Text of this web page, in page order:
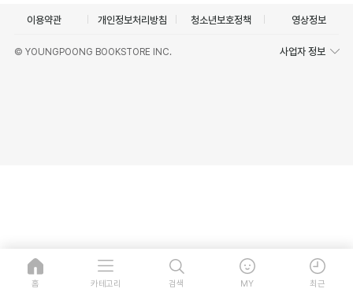
이용약관 개인정보처리방침 청소년보호정책 영상정보
© YOUNGPOONG BOOKSTORE INC. 사업자 정보
홈 카테고리 검색 MY 최근